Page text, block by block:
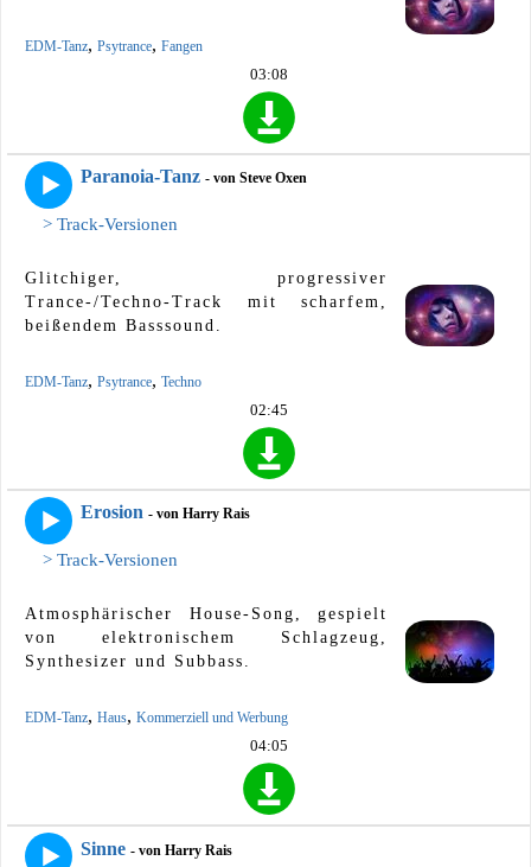
EDM-Tanz, Psytrance, Fangen
03:08
Paranoia-Tanz - von Steve Oxen
> Track-Versionen
Glitchiger, progressiver
Trance-/Techno-Track mit scharfem,
beißendem Basssound.
EDM-Tanz, Psytrance, Techno
02:45
Erosion - von Harry Rais
> Track-Versionen
Atmosphärischer House-Song, gespielt
von elektronischem Schlagzeug,
Synthesizer und Subbass.
EDM-Tanz, Haus, Kommerziell und Werbung
04:05
Sinne - von Harry Rais